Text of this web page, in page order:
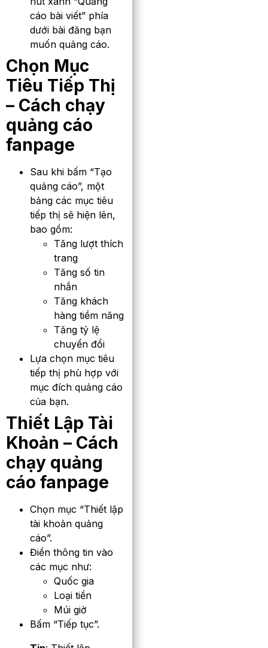
cáo bài viết” phía
dưới bài đăng bạn
muốn quảng cáo.
Chọn Mục
Tiêu Tiếp Thị
– Cách chạy
quảng cáo
fanpage
Sau khi bấm “Tạo
quảng cáo”, một
bảng các mục tiêu
tiếp thị sẽ hiện lên,
bao gồm:
Tăng lượt thích
trang
Tăng số tin
nhắn
Tăng khách
hàng tiềm năng
Tăng tỷ lệ
chuyển đổi
Lựa chọn mục tiêu
tiếp thị phù hợp với
mục đích quảng cáo
của bạn.
Thiết Lập Tài
Khoản – Cách
chạy quảng
cáo fanpage
Chọn mục “Thiết lập
tài khoản quảng
cáo”.
Điền thông tin vào
các mục như:
Quốc gia
Loại tiền
Múi giờ
Bấm “Tiếp tục”.